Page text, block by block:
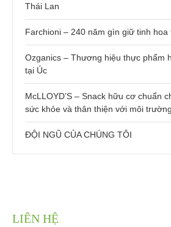
Thái Lan
Farchioni – 240 năm gìn giữ tinh hoa
Ozganics – Thương hiệu thực phẩm
tại Úc
McLLOYD’S – Snack hữu cơ chuẩn
sức khỏe và thân thiện với môi trường
ĐỘI NGŨ CỦA CHÚNG TÔI
LIÊN HỆ